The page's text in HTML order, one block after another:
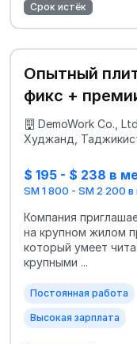
Срок истёк
Опытный
фикс +
DemoWork Co.,
Худжанд,
$ 195 - $ 238 в
SM 1 800 - SM 2 200
Компания
на крупном жилом
который умеет
крупными ...
Постоянная работа
Высокая зарплата